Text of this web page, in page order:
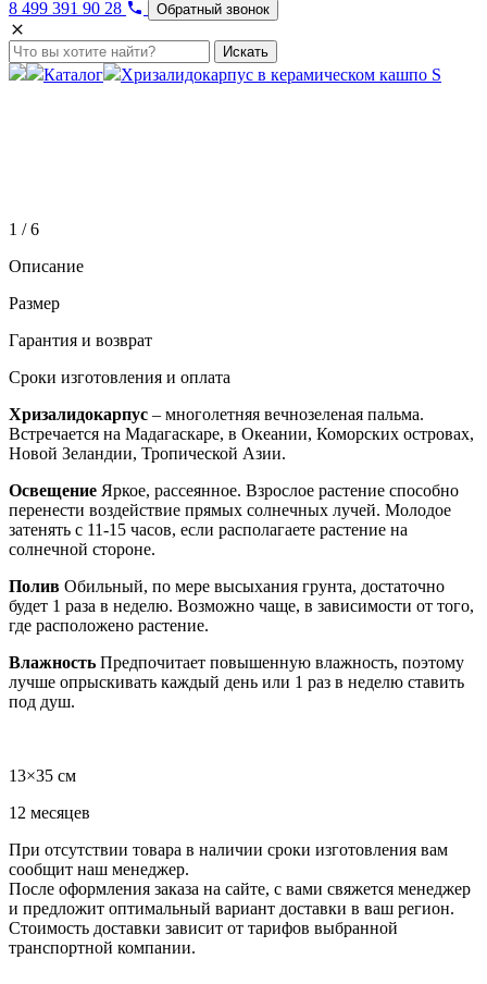
8 499 391 90 28 Обратный звонок
Искать
Каталог Хризалидокарпус в керамическом кашпо S
1 / 6
Описание
Размер
Гарантия и возврат
Сроки изготовления и оплата
Хризалидокарпус – многолетняя вечнозеленая пальма.
Встречается на Мадагаскаре, в Океании, Коморских островах,
Новой Зеландии, Тропической Азии.
Освещение Яркое, рассеянное. Взрослое растение способно
перенести воздействие прямых солнечных лучей. Молодое
затенять с 11-15 часов, если располагаете растение на
солнечной стороне.
Полив Обильный, по мере высыхания грунта, достаточно
будет 1 раза в неделю. Возможно чаще, в зависимости от того,
где расположено растение.
Влажность Предпочитает повышенную влажность, поэтому
лучше опрыскивать каждый день или 1 раз в неделю ставить
под душ.
13×35 см
12 месяцев
При отсутствии товара в наличии сроки изготовления вам
сообщит наш менеджер.
После оформления заказа на сайте, с вами свяжется менеджер
и предложит оптимальный вариант доставки в ваш регион.
Стоимость доставки зависит от тарифов выбранной
транспортной компании.